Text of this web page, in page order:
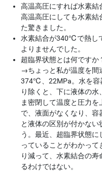
高温高圧にすれば水素結
高温高圧にしても水素結
た驚きました。
水素結合が340℃で熱し
よりませんでした。
超臨界状態とは何ですか
→ちょっと私が温度を間
374℃、22MPa。水を容
り除くと、下に液体の
ま密閉して温度と圧力
で、液面がなくなり、
と液体の区別が付かな
う。最近、超臨界状態
っていることがわかっ
り減って、水素結合の
るわけではない。